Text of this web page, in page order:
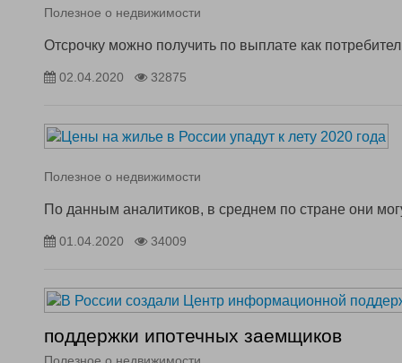
Полезное о недвижимости
Отсрочку можно получить по выплате как
02.04.2020 32875
Полезное о недвижимости
По данным аналитиков, в среднем по стране они
01.04.2020 34009
поддержки ипотечных заемщиков